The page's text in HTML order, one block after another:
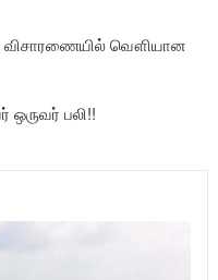
விசாரணையில் வௌியான
ஒருவர் பலி!!